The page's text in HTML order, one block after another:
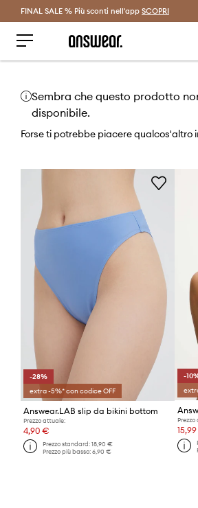
Risparmia con Answear Club >
FINAL SALE % Più sconti nell'app SCOPRI
Sembra che questo prodotto
disponibile.
Forse ti potrebbe piacere qualcos'altro
-28%
extra -5%* con codice OFF
Answear.LAB slip da bikini bottom
Prezzo attuale:
4,90 €
Prezzo standard:18,90 €
Prezzo più basso:6,90 €
-